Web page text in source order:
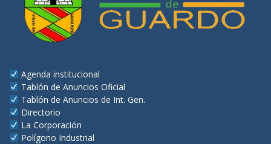
Agenda institucional
Tablón de Anuncios Oficial
Tablón de Anuncios de Int. Gen.
Directorio
La Corporación
Polígono Industrial